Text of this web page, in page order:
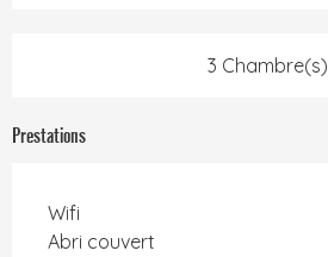
3 Chambre(s)
Prestations
Wifi
Abri couvert